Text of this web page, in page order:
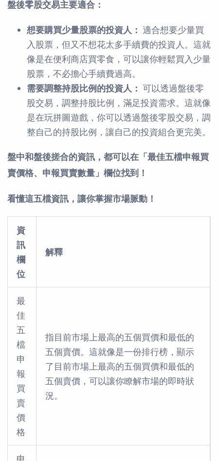
盤後零股交易主要適合：
想要購買少量股票的投資人： 適合想要少量買
入股票，但又不想花太多手續費的投資人。這就
像是在便利商店買零食，可以讓你輕鬆買入少量
股票，不必擔心手續費過高。
需要調整持股比例的投資人： 可以透過盤後零
股交易，調整持股比例，滿足投資需求。這就像
是在玩拼圖遊戲，你可以透過盤後零股交易，調
整自己的持股比例，讓自己的投資組合更完美。
盤中和盤後搓合的資訊，都可以在「最佳五檔申報買
賣價格、申報買賣數量」欄位找到！
看懂這五檔資訊，讓你掌握市場脈動！
資
訊
欄
位
解釋
最
佳
五
檔
申
報
買
賣
價
格
指目前市場上最高的五個買價和最低的
五個賣價。這就像是一份排行榜，顯示
了目前市場上最高的五個買價和最低的
五個賣價，可以讓你瞭解市場的即時狀
況。